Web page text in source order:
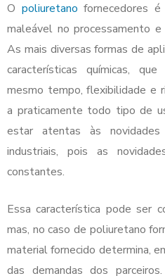
O poliuretano fornecedores é
maleável no processamento
As mais diversas formas de
características químicas,
mesmo tempo, flexibilidade e
a praticamente todo tipo de
estar atentas às
industriais, pois as
constantes.
Essa característica pode ser
mas, no caso de poliuretano
material fornecido determina,
das demandas dos